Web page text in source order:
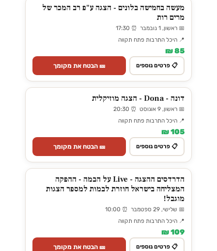
מעשה בחמישה בלונים - הצגה ע"פ רב המכר של
מרים רות
📅 ראשון, 1 נובמבר ⏰ 17:30
📍 היכל התרבות פתח תקווה
85 ₪
📋 פרטים נוספים 🎫 הבטח את מקומך
דונה - Dona - הצגה מוזיקלית
📅 ראשון, 9 אוגוסט ⏰ 20:30
📍 היכל התרבות פתח תקווה
105 ₪
📋 פרטים נוספים 🎫 הבטח את מקומך
הדרדסים ההצגה - Live על הבמה - ההפקה
המצליחה בישראל חוזרת לבמות למספר הצגות
מוגבל!
📅 שלישי, 29 ספטמבר ⏰ 10:00
📍 היכל התרבות פתח תקווה
109 ₪
📋 פרטים נוספים 🎫 הבטח את מקומך